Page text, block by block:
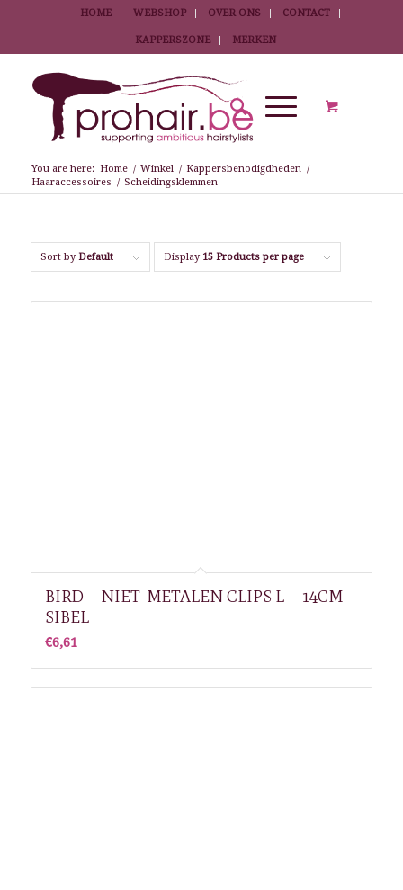
HOME WEBSHOP OVER ONS CONTACT
KAPPERSZONE MERKEN
You are here: Home / Winkel / Kappersbenodigdheden /
Haaraccessoires / Scheidingsklemmen
Sort byDefault Display 15 Products per page
BIRD – NIET-METALEN CLIPS L – 14CM
SIBEL
€6,61